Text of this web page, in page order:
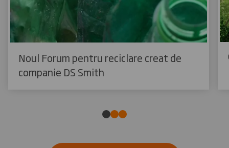
Noul Forum pentru reciclare creat de
companie DS Smith